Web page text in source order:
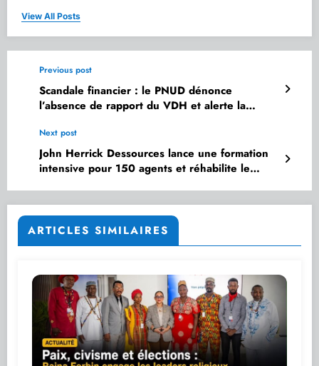
View All Posts
Previous post
Scandale financier : le PNUD dénonce
l’absence de rapport du VDH et alerte la
Next post
John Herrick Dessources lance une formation
intensive pour 150 agents et réhabilite le
ARTICLES SIMILAIRES